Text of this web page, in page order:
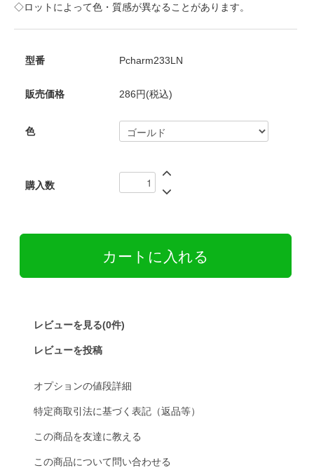
◇ロットによって色・質感が異なることがあります。
型番 Pcharm233LN
販売価格 286円(税込)
色
購入数
レビューを見る(0件)
レビューを投稿
オプションの値段詳細
特定商取引法に基づく表記（返品等）
この商品を友達に教える
この商品について問い合わせる